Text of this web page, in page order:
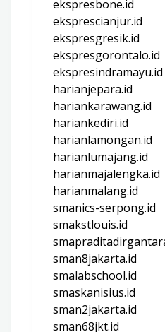
ekspresbone.id
eksprescianjur.id
ekspresgresik.id
ekspresgorontalo.id
ekspresindramayu.id
harianjepara.id
hariankarawang.id
hariankediri.id
harianlamongan.id
harianlumajang.id
harianmajalengka.id
harianmalang.id
smanics-serpong.id
smakstlouis.id
sman8jakarta.id
smalabschool.id
smaskanisius.id
sman2jakarta.id
sman68jkt.id